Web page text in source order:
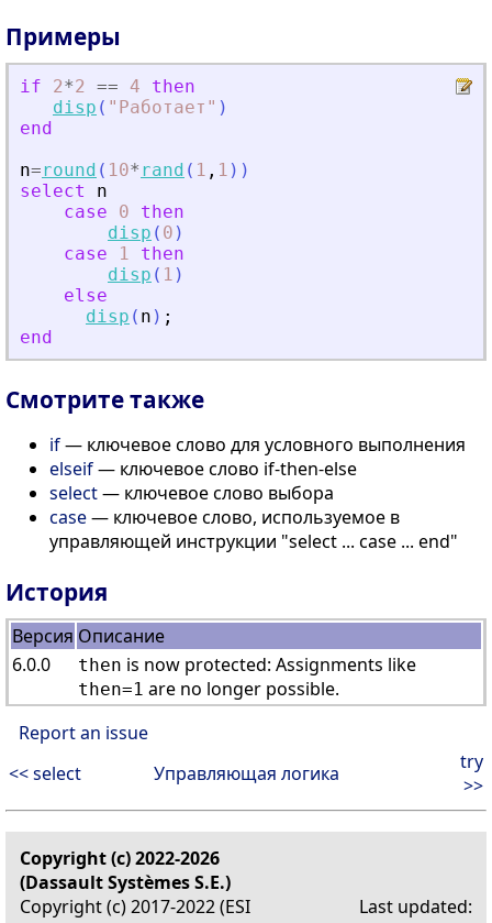
Примеры
if 2*2 == 4
then
disp ( " Работает " )
end
n=round ( 10* rand ( 1 , 1 ) )
select
n
case
0
then
disp ( 0 )
case
1
then
disp ( 1 )
else
disp ( n ) ;
end
Смотрите также
if— ключевое слово для условного выполнения
elseif— ключевое слово if-then-else
select— ключевое слово выбора
case— ключевое слово, используемое в
управляющей инструкции "select ... case ... end"
История
Версия Описание
6.0.0
then is now protected: Assignments like
then=1 are no longer possible.
Report an issue
<< select
Управляющая логика
try
>>
Copyright (c) 2022-2026
(Dassault Systèmes S.E.)
Copyright (c) 2017-2022 (ESI
Last updated: